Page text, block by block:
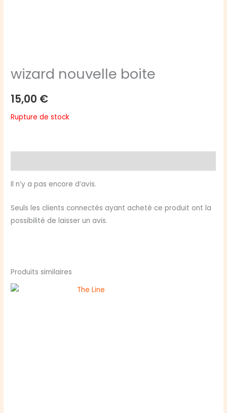
wizard nouvelle boite
15,00 €
Rupture de stock
Il n’y a pas encore d’avis.
Seuls les clients connectés ayant acheté ce produit ont la
possibilité de laisser un avis.
Produits similaires